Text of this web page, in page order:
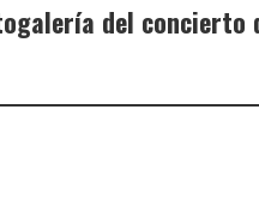
del concierto